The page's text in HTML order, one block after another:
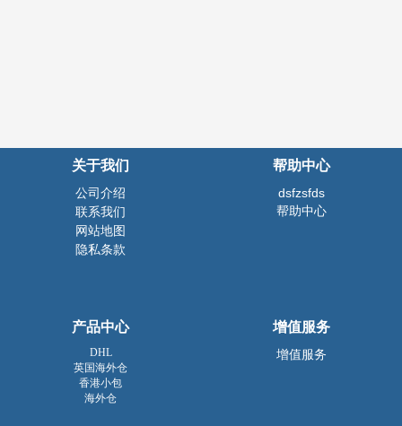
关于我们
公司介绍
联系我们
网站地图
隐私条款
帮助中心
dsfzsfds
帮助中心
产品中心
DHL
英国海外仓
香港小包
海外仓
增值服务
增值服务